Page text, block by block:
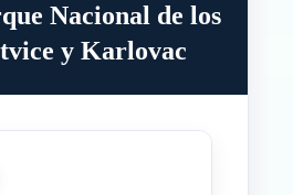
Nacional de los
y Karlovac